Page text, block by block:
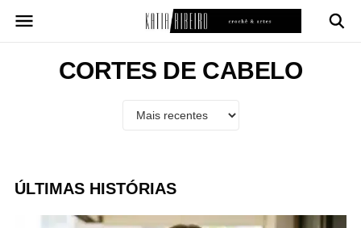
para
CORTES DE CABELO
ÚLTIMAS HISTÓRIAS